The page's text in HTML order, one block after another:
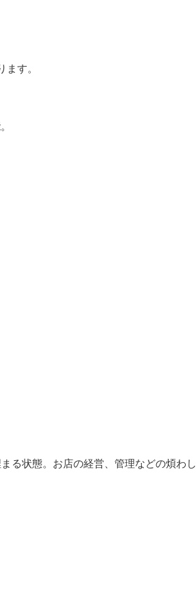
す。
る状態。お店の経営、管理などの煩わし